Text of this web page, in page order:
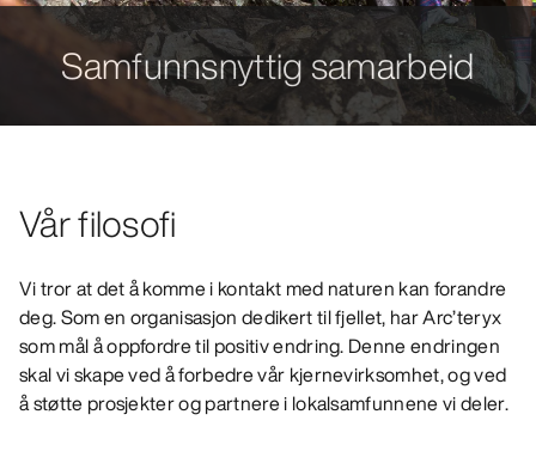
Samfunnsnyttig samarbeid
Vår filosofi
Vi tror at det å komme i kontakt med naturen kan forandre
deg. Som en organisasjon dedikert til fjellet, har Arc’teryx
som mål å oppfordre til positiv endring. Denne endringen
skal vi skape ved å forbedre vår kjernevirksomhet, og ved
å støtte prosjekter og partnere i lokalsamfunnene vi deler.